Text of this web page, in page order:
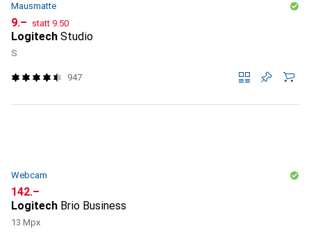
Mausmatte
CHF
9.– statt CHF
9.50
Logitech Studio
S
947
Webcam
CHF
142.–
Logitech Brio Business
13 Mpx